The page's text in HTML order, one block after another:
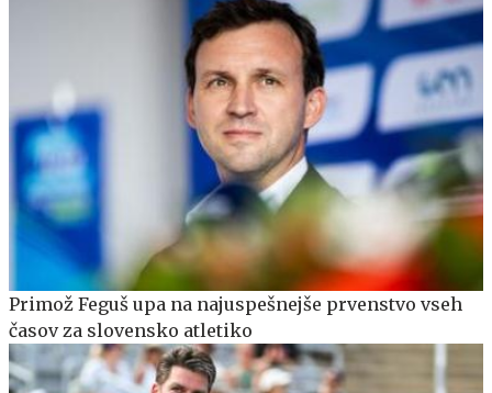
Primož Feguš upa na najuspešnejše prvenstvo vseh
časov za slovensko atletiko